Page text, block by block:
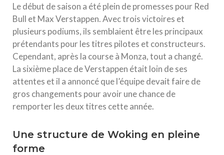
Le début de saison a été plein de promesses pour Red
Bull et Max Verstappen. Avec trois victoires et
plusieurs podiums, ils semblaient être les principaux
prétendants pour les titres pilotes et constructeurs.
Cependant, après la course à Monza, tout a changé.
La sixième place de Verstappen était loin de ses
attentes et il a annoncé que l’équipe devait faire de
gros changements pour avoir une chance de
remporter les deux titres cette année.
Une structure de Woking en pleine
forme